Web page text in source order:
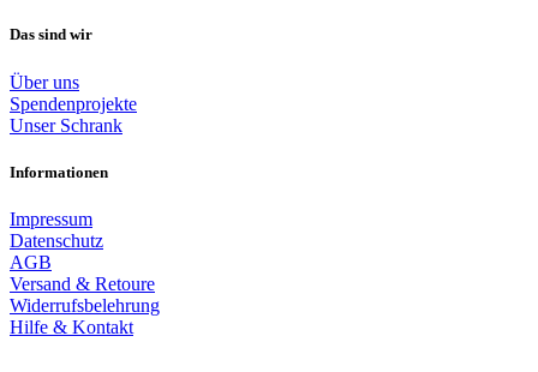
Das sind wir
Über uns
Spendenprojekte
Unser Schrank
Informationen
Impressum
Datenschutz
AGB
Versand & Retoure
Widerrufsbelehrung
Hilfe & Kontakt